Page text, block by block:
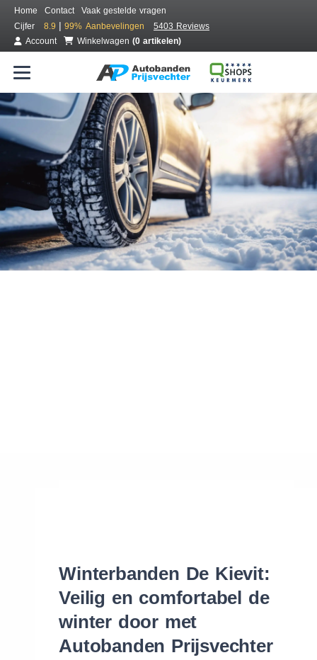
Home Contact
Vaak gestelde vragen
Cijfer
8.9 | 99% Aanbevelingen
5403 Reviews
Account
Winkelwagen (0 artikelen)
Bestel voordelig winterbanden
Gratis bezorgd of montage bij jou in de buurt
Seizoen:
Merken:
Winterbanden De Kievit:
Veilig en comfortabel de
winter door met
Autobanden Prijsvechter